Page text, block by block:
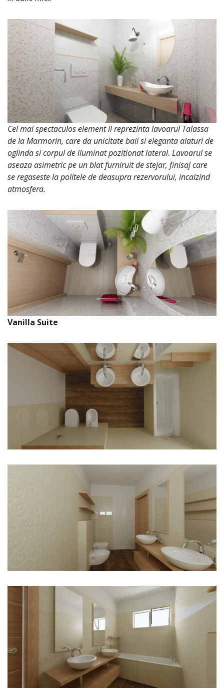
Cel mai spectaculos element il reprezinta lavoarul Talassa
de la Marmorin, care da unicitate baii si eleganta alaturi de
oglinda si corpul de iluminat pozitionat lateral. Lavoarul se
aseaza asimetric pe un blat furniruit de stejar, finisaj care
se regaseste la politele de deasupra rezervorului, incalzind
atmosfera.
Vanilla Suite